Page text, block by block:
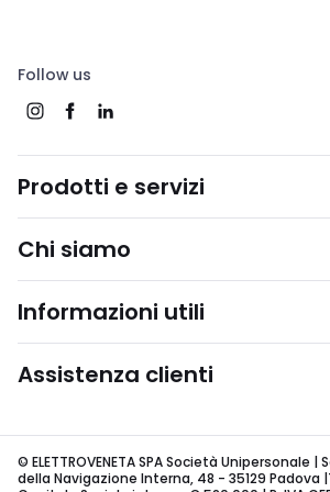
Follow us
Prodotti e servizi
Chi siamo
Informazioni utili
Assistenza clienti
© ELETTROVENETA SPA Società Unipersonale |
della Navigazione Interna, 48 - 35129 Padova